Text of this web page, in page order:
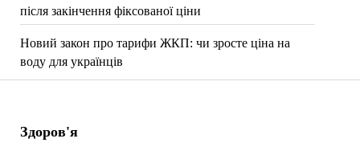
після закінчення фіксованої ціни
Новий закон про тарифи ЖКП: чи зросте ціна на
воду для українців
Здоров'я